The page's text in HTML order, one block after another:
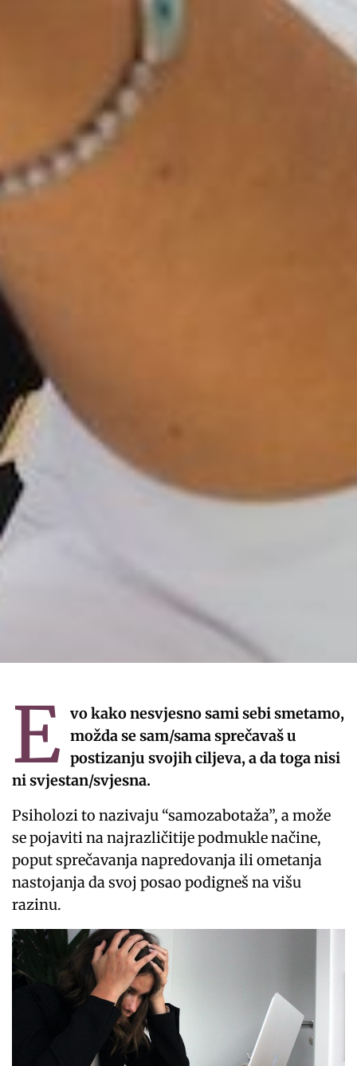
E vo kako nesvjesno sami sebi smetamo,
možda se sam/sama sprečavaš u
postizanju svojih ciljeva, a da toga nisi
ni svjestan/svjesna.
Psiholozi to nazivaju “samozabotaža”, a može
se pojaviti na najrazličitije podmukle načine,
poput sprečavanja napredovanja ili ometanja
nastojanja da svoj posao podigneš na višu
razinu.